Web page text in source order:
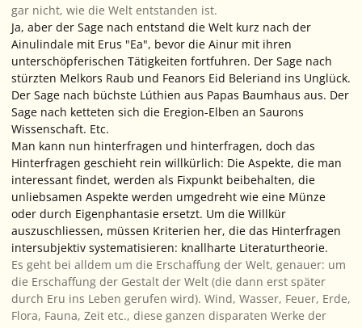
gar nicht, wie die Welt entstanden ist.
Ja, aber der Sage nach entstand die Welt kurz nach der
Ainulindale mit Erus "Ea", bevor die Ainur mit ihren
unterschöpferischen Tätigkeiten fortfuhren. Der Sage nach
stürzten Melkors Raub und Feanors Eid Beleriand ins Unglück.
Der Sage nach büchste Lúthien aus Papas Baumhaus aus. Der
Sage nach ketteten sich die Eregion-Elben an Saurons
Wissenschaft. Etc.
Man kann nun hinterfragen und hinterfragen, doch das
Hinterfragen geschieht rein willkürlich: Die Aspekte, die man
interessant findet, werden als Fixpunkt beibehalten, die
unliebsamen Aspekte werden umgedreht wie eine Münze
oder durch Eigenphantasie ersetzt. Um die Willkür
auszuschliessen, müssen Kriterien her, die das Hinterfragen
intersubjektiv systematisieren: knallharte Literaturtheorie.
Es geht bei alldem um die Erschaffung der Welt, genauer: um
die Erschaffung der Gestalt der Welt (die dann erst später
durch Eru ins Leben gerufen wird). Wind, Wasser, Feuer, Erde,
Flora, Fauna, Zeit etc., diese ganzen disparaten Werke der